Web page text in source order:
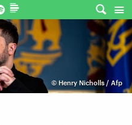
© Henry Nicholls / Afp